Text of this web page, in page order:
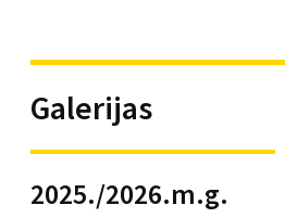
Galerijas
2025./2026.m.g.